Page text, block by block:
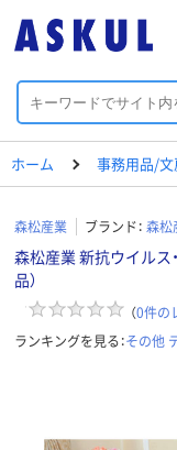
ホーム 事務用品/
森松産業 ブランド： 森松
森松産業 新抗ウイルス
品）
（0件の
ランキングを見る：その他